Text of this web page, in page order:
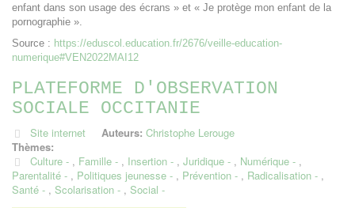
enfant dans son usage des écrans » et « Je protège mon enfant de la
pornographie ».
Source : https://eduscol.education.fr/2676/veille-education-
numerique#VEN2022MAI12
PLATEFORME D'OBSERVATION
SOCIALE OCCITANIE
Site internet Auteurs: Christophe Lerouge
Thèmes:
Culture
, Famille , Insertion , Juridique , Numérique
,
Parentalité
, Politiques jeunesse , Prévention , Radicalisation
,
Santé
, Scolarisation , Social